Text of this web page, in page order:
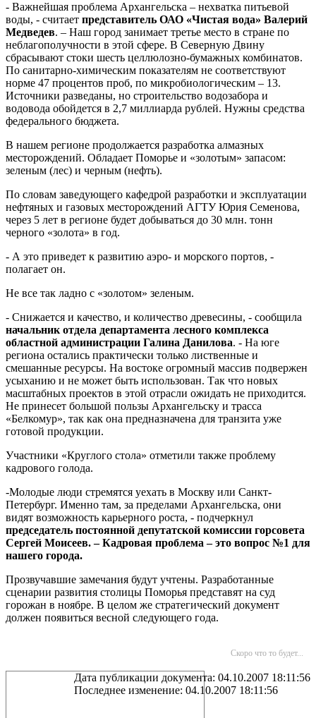
- Важнейшая проблема Архангельска – нехватка питьевой
воды, - считает представитель ОАО «Чистая вода» Валерий
Медведев. – Наш город занимает третье место в стране по
неблагополучности в этой сфере. В Северную Двину
сбрасывают стоки шесть целлюлозно-бумажных комбинатов.
По санитарно-химическим показателям не соответствуют
норме 47 процентов проб, по микробиологическим – 13.
Источники разведаны, но строительство водозабора и
водовода обойдется в 2,7 миллиарда рублей. Нужны средства
федерального бюджета.
В нашем регионе продолжается разработка алмазных
месторождений. Обладает Поморье и «золотым» запасом:
зеленым (лес) и черным (нефть).
По словам заведующего кафедрой разработки и эксплуатации
нефтяных и газовых месторождений АГТУ Юрия Семенова,
через 5 лет в регионе будет добываться до 30 млн. тонн
черного «золота» в год.
- А это приведет к развитию аэро- и морского портов, -
полагает он.
Не все так ладно с «золотом» зеленым.
- Снижается и качество, и количество древесины, - сообщила
начальник отдела департамента лесного комплекса
областной администрации Галина Данилова. - На юге
региона остались практически только лиственные и
смешанные ресурсы. На востоке огромный массив подвержен
усыханию и не может быть использован. Так что новых
масштабных проектов в этой отрасли ожидать не приходится.
Не принесет большой пользы Архангельску и трасса
«Белкомур», так как она предназначена для транзита уже
готовой продукции.
Участники «Круглого стола» отметили также проблему
кадрового голода.
-Молодые люди стремятся уехать в Москву или Санкт-
Петербург. Именно там, за пределами Архангельска, они
видят возможность карьерного роста, - подчеркнул
председатель постоянной депутатской комиссии горсовета
Сергей Моисеев. –Кадровая проблема – это вопрос №1 для
нашего города.
Прозвучавшие замечания будут учтены. Разработанные
сценарии развития столицы Поморья представят на суд
горожан в ноябре. В целом же стратегический документ
должен появиться весной следующего года.
Скоро что то будет...
Дата публикации документа: 04.10.2007 18:11:56
Последнее изменение: 04.10.2007 18:11:56